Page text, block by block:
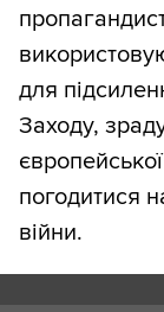
для
Заходу,
європейської
погодитися
війни.